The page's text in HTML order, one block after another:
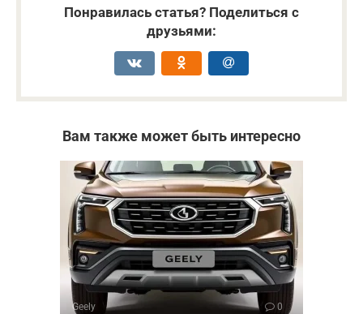
Понравилась статья? Поделиться с
друзьями:
Вам также может быть интересно
Geely 0